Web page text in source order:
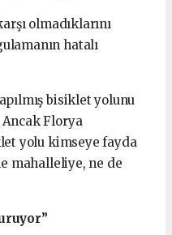
olmadıklarını
hatalı
bisiklet yolunu
Florya
yolu kimseye fayda
mahalleliye, ne de